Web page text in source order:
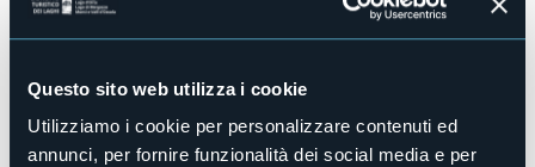
Questo sito web utilizza i cookie
Utilizziamo i cookie per personalizzare contenuti ed
annunci, per fornire funzionalità dei social media e per
Accesso disabili
Sì
No
Sala congressi
No